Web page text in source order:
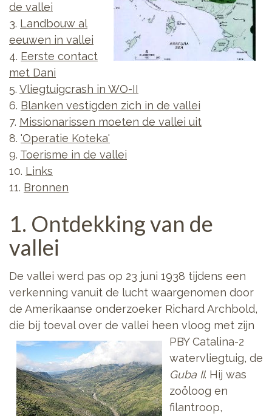
de vallei
3. Landbouw al
eeuwen in vallei
4. Eerste contact
met Dani
5. Vliegtuigcrash in WO-II
6. Blanken vestigden zich in de vallei
7. Missionarissen moeten de vallei uit
8. 'Operatie Koteka'
9. Toerisme in de vallei
10. Links
11. Bronnen
1. Ontdekking van de
vallei
De vallei werd pas op 23 juni 1938 tijdens een
verkenning vanuit de lucht waargenomen door
de Amerikaanse onderzoeker Richard Archbold,
die bij toeval over de vallei heen vloog met zijn
PBY Catalina-2
watervliegtuig, de
Guba II. Hij was
zoöloog en
filantroop,